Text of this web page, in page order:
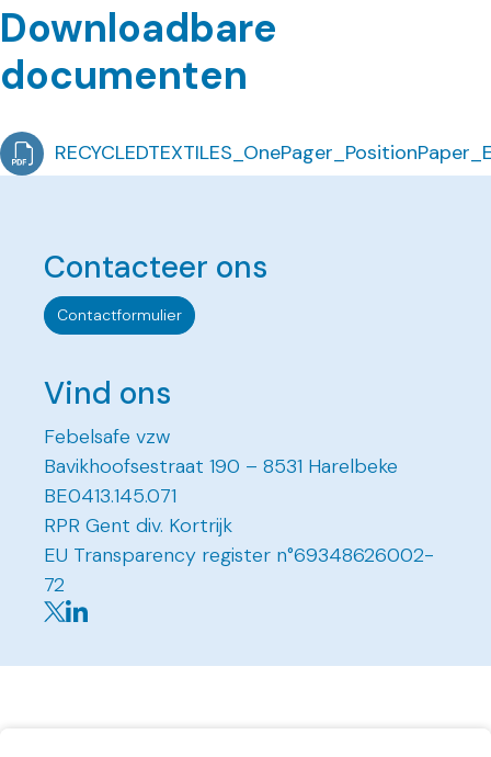
Downloadbare
documenten
Contacteer ons
Contactformulier
Vind ons
Febelsafe vzw
Bavikhoofsestraat 190 – 8531 Harelbeke
BE0413.145.071
RPR Gent div. Kortrijk
EU Transparency register n°69348626002-
72